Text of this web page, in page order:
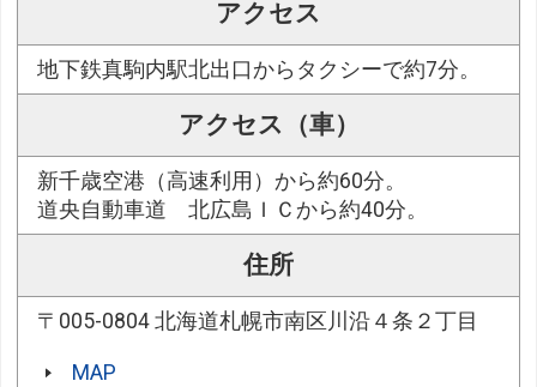
アクセス
地下鉄真駒内駅北出口からタクシーで約7分。
アクセス（車）
新千歳空港（高速利用）から約60分。
道央自動車道 北広島ＩＣから約40分。
住所
〒005-0804 北海道札幌市南区川沿４条２丁目
MAP